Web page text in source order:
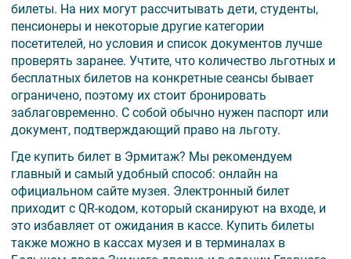
билеты. На них могут рассчитывать дети, студенты,
пенсионеры и некоторые другие категории
посетителей, но условия и список документов лучше
проверять заранее. Учтите, что количество льготных и
бесплатных билетов на конкретные сеансы бывает
ограничено, поэтому их стоит бронировать
заблаговременно. С собой обычно нужен паспорт или
документ, подтверждающий право на льготу.
Где купить билет в Эрмитаж? Мы рекомендуем
главный и самый удобный способ: онлайн на
официальном сайте музея. Электронный билет
приходит с QR-кодом, который сканируют на входе, и
это избавляет от ожидания в кассе. Купить билеты
также можно в кассах музея и в терминалах в